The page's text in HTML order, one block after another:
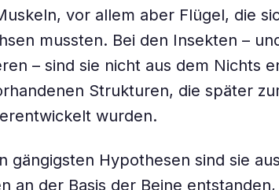
vor allem aber Flügel, die
mussten. Bei den Insekten –
– sind sie nicht aus dem Nichts
Strukturen, die später
wurden.
gängigsten Hypothesen sind sie
an der Basis der Beine